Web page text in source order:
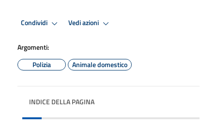
Condividi Vedi azioni
Argomenti:
Polizia
Animale domestico
INDICE DELLA PAGINA